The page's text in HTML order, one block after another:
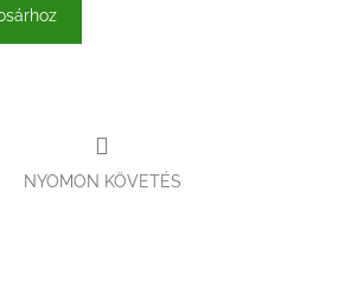
NYOMON KÖVETÉS